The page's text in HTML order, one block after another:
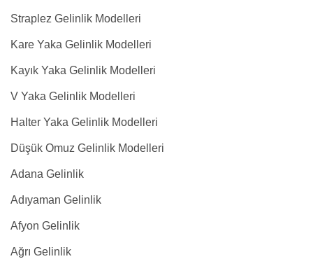
Straplez Gelinlik Modelleri
Kare Yaka Gelinlik Modelleri
Kayık Yaka Gelinlik Modelleri
V Yaka Gelinlik Modelleri
Halter Yaka Gelinlik Modelleri
Düşük Omuz Gelinlik Modelleri
Adana Gelinlik
Adıyaman Gelinlik
Afyon Gelinlik
Ağrı Gelinlik